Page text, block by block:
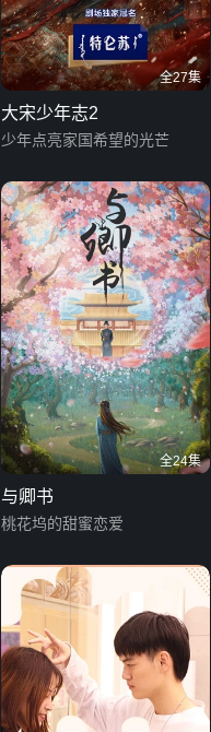
全27集
大宋少年志2
少年点亮家国希望的光芒
全24集
与卿书
桃花坞的甜蜜恋爱